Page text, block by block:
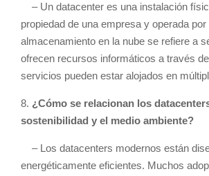
– Un datacenter es una instalación
propiedad de una empresa y operada por
almacenamiento en la nube se refiere a
ofrecen recursos informáticos a través
servicios pueden estar alojados en
8. ¿Cómo se relacionan los
sostenibilidad y el medio ambiente?
– Los datacenters modernos están
energéticamente eficientes. Muchos